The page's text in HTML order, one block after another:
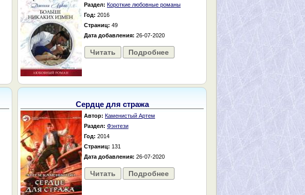
Раздел: Короткие любовные романы
Год: 2016
Страниц: 49
Дата добавления: 26-07-2020
Читать Подробнее
Сердце для стража
Автор: Каменистый Артем
Раздел: Фэнтези
Год: 2014
Страниц: 131
Дата добавления: 26-07-2020
Читать Подробнее